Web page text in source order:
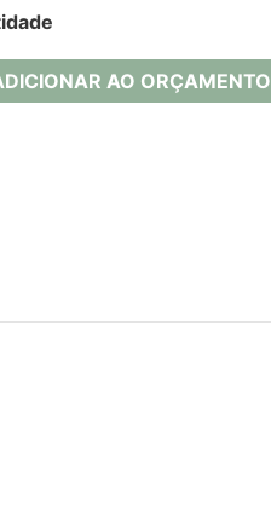
AO ORÇAMENTO